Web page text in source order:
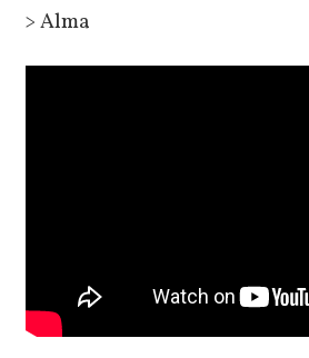
> Alma